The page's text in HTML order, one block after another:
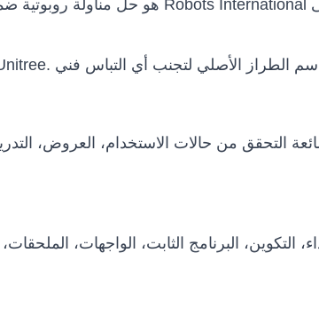
التحقق من حالات الاستخدام، العروض،
التكوين، البرنامج الثابت، الواجهات،